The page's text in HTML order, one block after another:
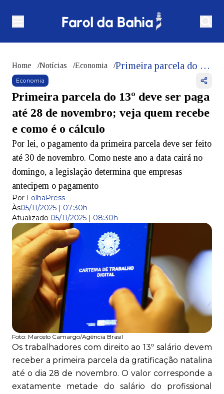
Home /Notícias /Economia / Primeira parcela do 13º deve ser paga até 28 de novembro; veja quem recebe e como é o cálculo
Economia
Primeira parcela do 13º deve ser paga
até 28 de novembro; veja quem recebe
e como é o cálculo
Por lei, o pagamento da primeira parcela deve ser feito
até 30 de novembro. Como neste ano a data cairá no
domingo, a legislação determina que empresas
antecipem o pagamento
Por FolhaPress
Às05/11/2025 | 07:30h
Atualizado 05/11/2025 | 08:30h
Foto: Marcelo Camargo/Agência Brasil
Os trabalhadores com direito ao 13º salário devem
receber a primeira parcela da gratificação natalina
até o dia 28 de novembro. O valor corresponde a
exatamente metade do salário do profissional